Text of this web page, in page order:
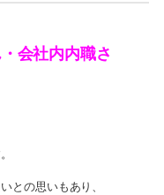
会社内内職さ
との思いもあり、